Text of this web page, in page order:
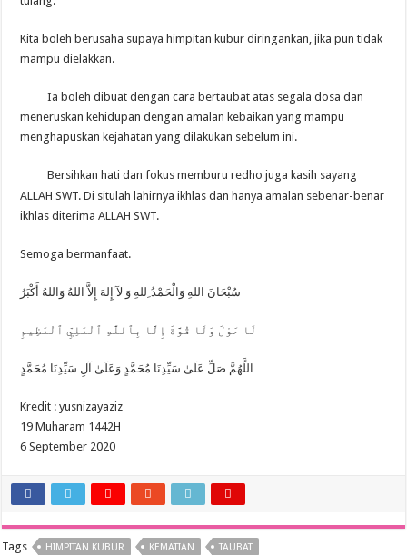
Kita boleh berusaha supaya himpitan kubur diringankan, jika pun tidak
mampu dielakkan.
Ia boleh dibuat dengan cara bertaubat atas segala dosa dan
meneruskan kehidupan dengan amalan kebaikan yang mampu
menghapuskan kejahatan yang dilakukan sebelum ini.
Bersihkan hati dan fokus memburu redho juga kasih sayang
ALLAH SWT. Di situlah lahirnya ikhlas dan hanya amalan sebenar-benar
ikhlas diterima ALLAH SWT.
Semoga bermanfaat.
سُبْحَانَ اللهِ وَالْحَمْدُ ِللهِ وَ لآ إِلهَ إِلاَّ اللهُ وَاللهُ أَكْبَرُ
اللَّهُمَّ صَلِّ عَلَىٰ سَيِّدِنَا مُحَمَّدٍ وَعَلَىٰ آلِ سَيِّدِنَا مُحَمَّدٍ
Kredit : yusnizayaziz
19 Muharam 1442H
6 September 2020
Tags HIMPITAN KUBUR KEMATIAN TAUBAT